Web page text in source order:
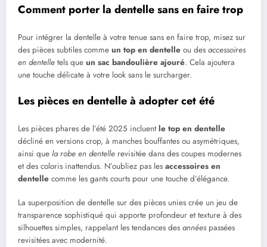
Comment porter la dentelle sans en faire trop
Pour intégrer la dentelle à votre tenue sans en faire trop, misez sur
des pièces subtiles comme un top en dentelle ou des accessoires
en dentelle tels que un sac bandoulière ajouré. Cela ajoutera
une touche délicate à votre look sans le surcharger.
Les pièces en dentelle à adopter cet été
Les pièces phares de l’été 2025 incluentle top en dentelle
décliné en versions crop, à manches bouffantes ou asymétriques,
ainsi que la robe en dentelle revisitée dans des coupes modernes
et des coloris inattendus. N’oubliez pas les accessoires en
dentelle comme les gants courts pour une touche d’élégance.
La superposition de dentelle sur des pièces unies crée un jeu de
transparence sophistiqué qui apporte profondeur et texture à des
silhouettes simples, rappelant les tendances des années passées
revisitées avec modernité.